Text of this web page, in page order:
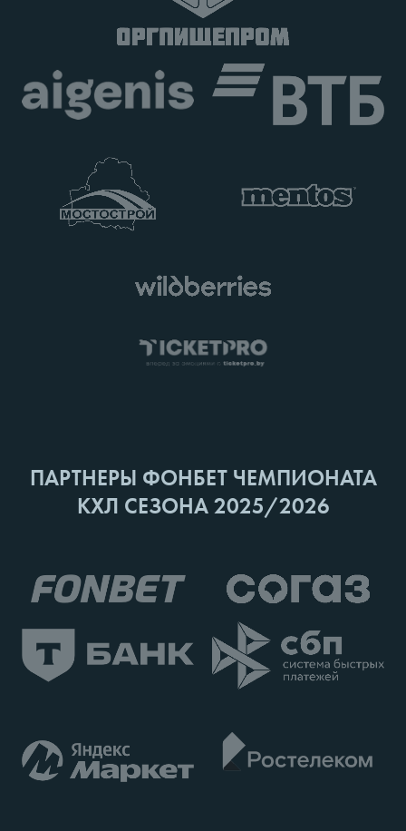
ПАРТНЕРЫ ФОНБЕТ ЧЕМПИОНАТА
КХЛ СЕЗОНА 2025/2026